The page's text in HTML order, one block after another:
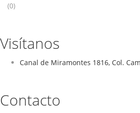
(0)
Visítanos
Canal de Miramontes 1816, Col.
Contacto